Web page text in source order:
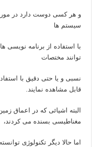
و هر کسی دوست دارد در
سیستم ها
با استفاده از برنامه نویسی
توانند مختصات
نسبی و یا حتی دقیق با
قابل مشاهده نمایند.
البته اشیائی که در اعماق
مغناطیسی بسنده می کردند،
اما حالا دیگر تکنولوژی